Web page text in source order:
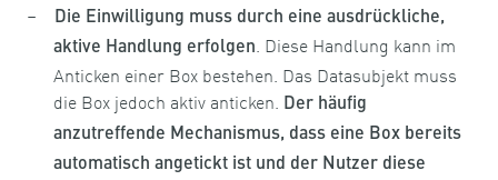
Die Einwilligung muss durch eine ausdrückliche,
aktive Handlung erfolgen. Diese Handlung kann im
Anticken einer Box bestehen. Das Datasubjekt muss
die Box jedoch aktiv anticken. Der häufig
anzutreffende Mechanismus, dass eine Box bereits
automatisch angetickt ist und der Nutzer diese